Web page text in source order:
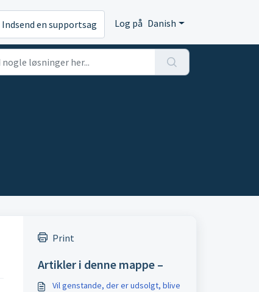
Indsend en supportsag Log på Danish
Print
Artikler i denne mappe –
Vil genstande, der er udsolgt, blive